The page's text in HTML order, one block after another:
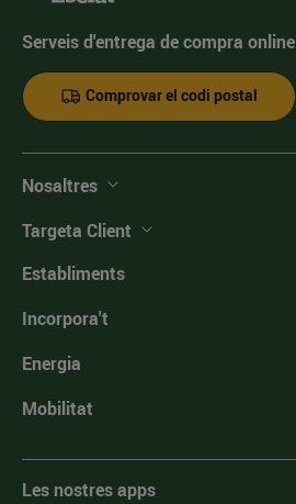
Serveis d'entrega de compra online
Comprovar el codi postal
Nosaltres
Targeta Client
Establiments
Incorpora't
Energia
Mobilitat
Les nostres apps